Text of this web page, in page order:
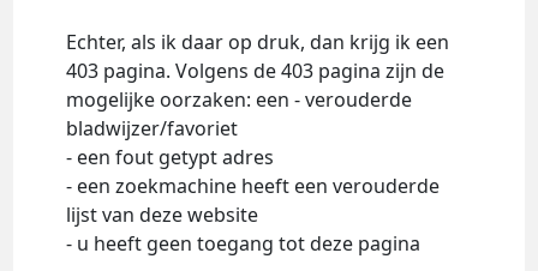
Echter, als ik daar op druk, dan krijg ik een
403 pagina. Volgens de 403 pagina zijn de
mogelijke oorzaken: een - verouderde
bladwijzer/favoriet
- een fout getypt adres
- een zoekmachine heeft een verouderde
lijst van deze website
- u heeft geen toegang tot deze pagina